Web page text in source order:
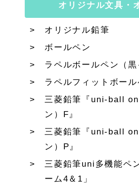
オリジナル文具・
オリジナル鉛筆
ボールペン
ラペルボールペン（黒
ラペルフィットボール
三菱鉛筆『uni-ball
ン）F』
三菱鉛筆『uni-ball
ン）P』
三菱鉛筆uni多機能ペ
ーム4＆1」